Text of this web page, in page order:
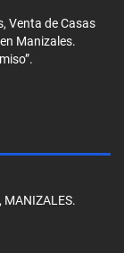
Venta de Casas
Manizales.
MANIZALES.